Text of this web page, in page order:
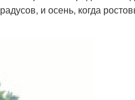
и осень, когда